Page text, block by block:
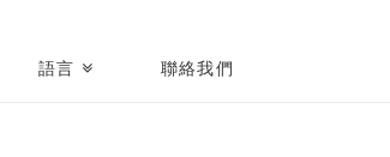
語言 聯絡我們